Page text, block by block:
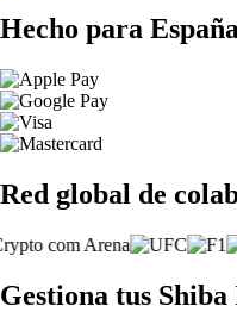
Hecho para España
Red global de
Gestiona tus